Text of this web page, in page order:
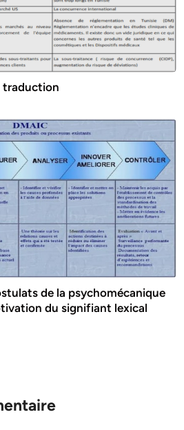
traduction
de la psychomécanique
du signifiant lexical